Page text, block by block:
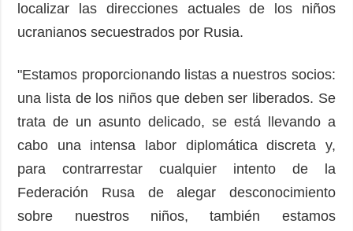
localizar las direcciones actuales de los niños
ucranianos secuestrados por Rusia.
"Estamos proporcionando listas a nuestros socios:
una lista de los niños que deben ser liberados. Se
trata de un asunto delicado, se está llevando a
cabo una intensa labor diplomática discreta y,
para contrarrestar cualquier intento de la
Federación Rusa de alegar desconocimiento
sobre nuestros niños, también estamos